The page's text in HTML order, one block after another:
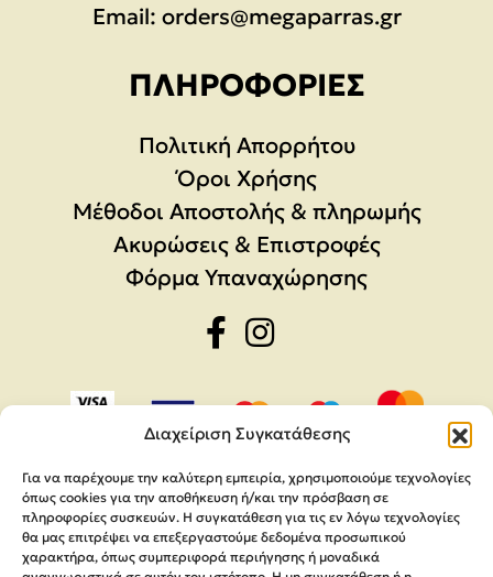
Διαχείριση Συγκατάθεσης
Για να παρέχουμε την καλύτερη εμπειρία, χρησιμοποιούμε τεχνολογίες
όπως cookies για την αποθήκευση ή/και την πρόσβαση σε
πληροφορίες συσκευών. Η συγκατάθεση για τις εν λόγω τεχνολογίες
θα μας επιτρέψει να επεξεργαστούμε δεδομένα προσωπικού
χαρακτήρα, όπως συμπεριφορά περιήγησης ή μοναδικά
Email: orders@megaparras.gr
ΠΛΗΡΟΦΟΡΊΕΣ
Πολιτική Απορρήτου
Όροι Χρήσης
Μέθοδοι Αποστολής & πληρωμής
Ακυρώσεις & Επιστροφές
Φόρμα Υπαναχώρησης